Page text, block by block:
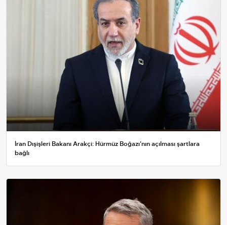
İran Dışişleri Bakanı Arakçi: Hürmüz Boğazı'nın açılması şartlara
bağlı